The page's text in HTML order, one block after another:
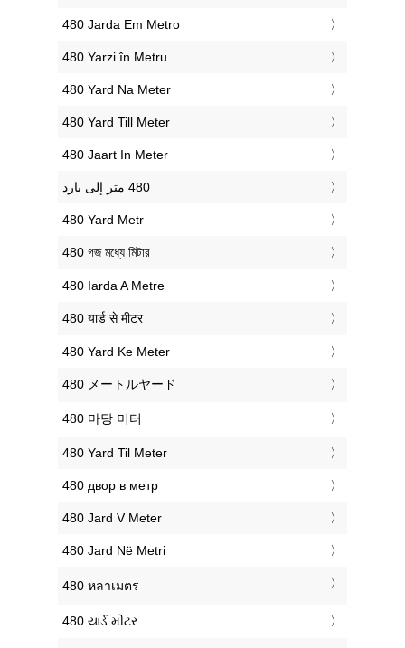
‎480 Jarda Em Metro
‎480 Yarzi în Metru
‎480 Yard Na Meter
‎480 Yard Till Meter
‎480 Jaart In Meter
‎480 Yard Metr
‎480 গজ মধ্যে মিটার
‎480 Iarda A Metre
‎480 यार्ड से मीटर
‎480 Yard Ke Meter
‎480 メートルヤード
‎480 마당 미터
‎480 Yard Til Meter
‎480 двор в метр
‎480 Jard V Meter
‎480 Jard Në Metri
‎480 หลาเมตร
‎480 યાર્ડ મીટર